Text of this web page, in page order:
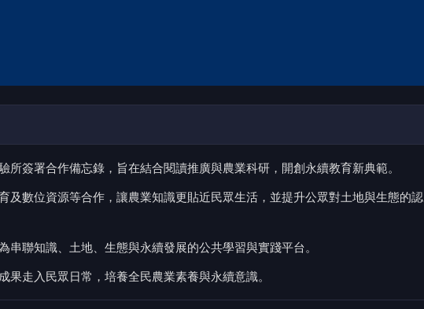
所簽署合作備忘錄，旨在結合閱讀推廣與農業科研，開創永續教育新典範。
及數位資源等合作，讓農業知識更貼近民眾生活，並提升公眾對土地與生態的認
串聯知識、土地、生態與永續發展的公共學習與實踐平台。
走入民眾日常，培養全民農業素養與永續意識。